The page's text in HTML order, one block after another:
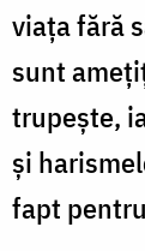
viaţa fără
sunt
trupeşte,
şi
fapt